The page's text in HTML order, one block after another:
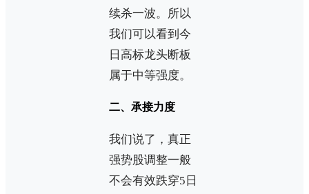
续杀一波。所以
我们可以看到今
日高标龙头断板
属于中等强度。
二、承接力度
我们说了，真正
强势股调整一般
不会有效跌穿5日